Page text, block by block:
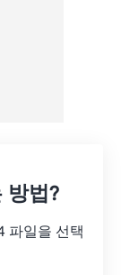
방법?
파일을 선택